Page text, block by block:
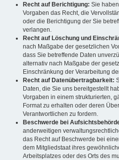
Recht auf Berichtigung: Sie
Vorgaben das Recht, die
oder die Berichtigung der Sie
verlangen.
Recht auf Löschung und
nach Maßgabe der gesetzlichen
dass Sie betreffende Daten
alternativ nach Maßgabe der
Einschränkung der Verarbeitung
Recht auf Datenübertragbarkeit:
Daten, die Sie uns bereitgestellt
Vorgaben in einem strukturierten,
Format zu erhalten oder deren
Verantwortlichen zu fordern.
Beschwerde bei
anderweitigen
das Recht auf Beschwerde bei
dem Mitgliedstaat ihres
Arbeitsplatzes oder des Orts des